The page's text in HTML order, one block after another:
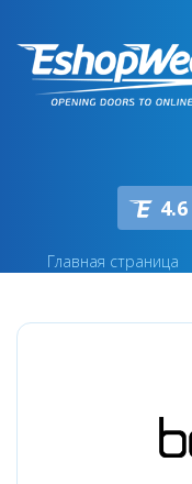
4.6
Главная страница